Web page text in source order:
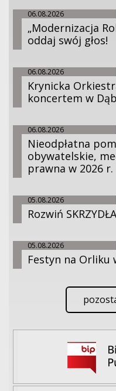
06.08.2026
„Modernizacja
oddaj swój głos!
06.08.2026
Krynicka
koncertem w
06.08.2026
Nieodpłatna
obywatelskie,
prawna w 2026 r.
05.08.2026
Rozwiń
05.08.2026
Festyn na Orliku